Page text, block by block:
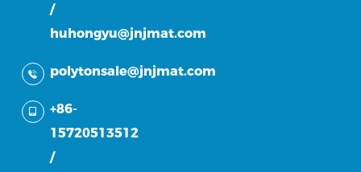
/
huhongyu@jnjmat.com
polytonsale@jnjmat.com
+86-
15720513512
/